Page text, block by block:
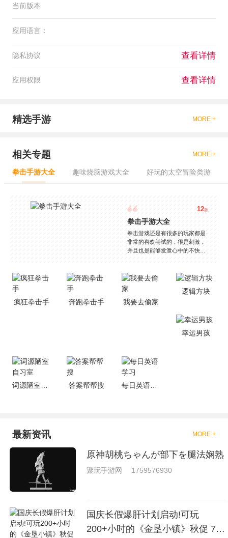
当前版本
应用语言：
隐私协议 查看详情
应用权限 查看详情
精选手游 MORE +
相关专题 MORE +
拳击手游大全 趣味烧脑游戏大全 好玩的太空冒险类游
12款
拳击手游大全
拳击游戏还是有很多的玩家都是
非常的喜欢尝试的，很是刺激，
并且也是能够发泄心中的不快
是一些格斗的游戏，其实是非常
的有趣，也是相当的刺激的，游
戏中是有一些不同的场景都是能
够去进行体验的，我们也是能够
就是收集了一些有意思的拳击游
戏，相信你们一定会喜欢的。
疯狂拳击手 奔跑拳击手 我要去偷家
逻辑方块
幸运男孩
答案帮帮搜 每日英语学习
最新资讯 MORE +
原神胡桃ちゃんが部下を腿法娴熟
聚玩手游网 1759576930
国庆长假爆肝计划启动!可玩
200+小时的《金垦小镇》秋促 7折